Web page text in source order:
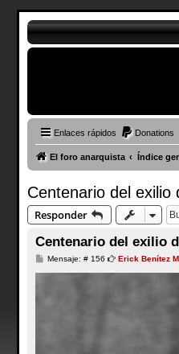
Enlaces rápidos Donations
El foro anarquista Índice
Centenario del exilio
Responder
Centenario del exilio
Mensaje: # 156 M
Erick Benítez